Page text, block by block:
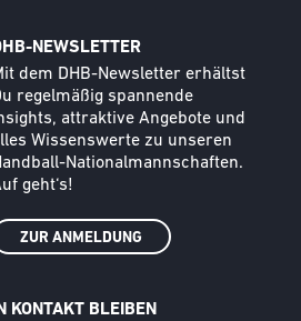
NEWSLETTER
dem DHB-Newsletter erhältst
regelmäßig spannende
attraktive Angebote und
Wissenswerte zu unseren
Nationalmannschaften.
geht‘s!
ZUR ANMELDUNG
KONTAKT BLEIBEN